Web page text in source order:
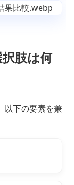
肢は何
以下の要素を兼